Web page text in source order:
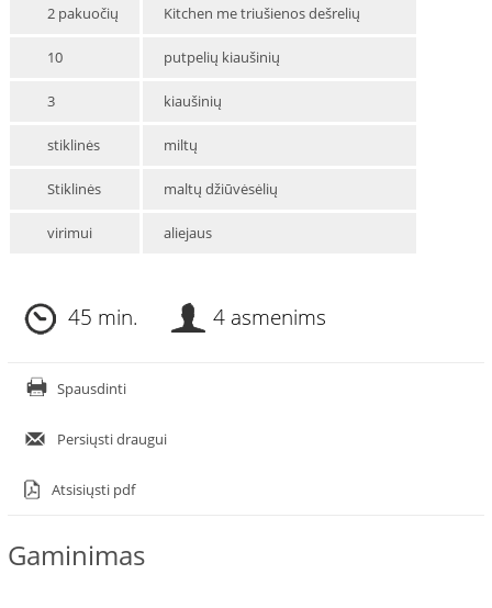
2 pakuočių Kitchen me triušienos dešrelių
10 putpelių kiaušinių
3 kiaušinių
stiklinės miltų
Stiklinės maltų džiūvėsėlių
virimui aliejaus
45 min. 4 asmenims
Spausdinti
Persiųsti draugui
Atsisiųsti pdf
Gaminimas